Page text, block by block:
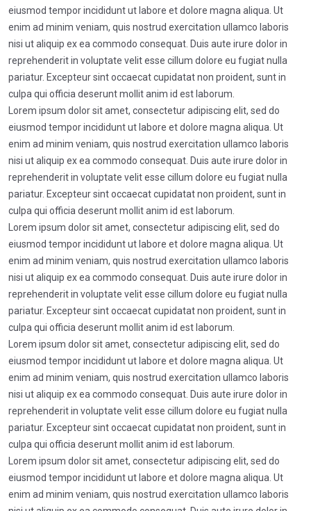
eiusmod tempor incididunt ut labore et dolore magna aliqua. Ut
enim ad minim veniam, quis nostrud exercitation ullamco laboris
nisi ut aliquip ex ea commodo consequat. Duis aute irure dolor in
reprehenderit in voluptate velit esse cillum dolore eu fugiat nulla
pariatur. Excepteur sint occaecat cupidatat non proident, sunt in
culpa qui officia deserunt mollit anim id est laborum.
Lorem ipsum dolor sit amet, consectetur adipiscing elit, sed do
eiusmod tempor incididunt ut labore et dolore magna aliqua. Ut
enim ad minim veniam, quis nostrud exercitation ullamco laboris
nisi ut aliquip ex ea commodo consequat. Duis aute irure dolor in
reprehenderit in voluptate velit esse cillum dolore eu fugiat nulla
pariatur. Excepteur sint occaecat cupidatat non proident, sunt in
culpa qui officia deserunt mollit anim id est laborum.
Lorem ipsum dolor sit amet, consectetur adipiscing elit, sed do
eiusmod tempor incididunt ut labore et dolore magna aliqua. Ut
enim ad minim veniam, quis nostrud exercitation ullamco laboris
nisi ut aliquip ex ea commodo consequat. Duis aute irure dolor in
reprehenderit in voluptate velit esse cillum dolore eu fugiat nulla
pariatur. Excepteur sint occaecat cupidatat non proident, sunt in
culpa qui officia deserunt mollit anim id est laborum.
Lorem ipsum dolor sit amet, consectetur adipiscing elit, sed do
eiusmod tempor incididunt ut labore et dolore magna aliqua. Ut
enim ad minim veniam, quis nostrud exercitation ullamco laboris
nisi ut aliquip ex ea commodo consequat. Duis aute irure dolor in
reprehenderit in voluptate velit esse cillum dolore eu fugiat nulla
pariatur. Excepteur sint occaecat cupidatat non proident, sunt in
culpa qui officia deserunt mollit anim id est laborum.
Lorem ipsum dolor sit amet, consectetur adipiscing elit, sed do
eiusmod tempor incididunt ut labore et dolore magna aliqua. Ut
enim ad minim veniam, quis nostrud exercitation ullamco laboris